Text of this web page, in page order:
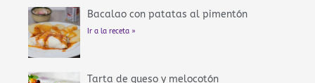
Bacalao con patatas al pimentón
Ir a la receta »
Tarta de queso y melocotón